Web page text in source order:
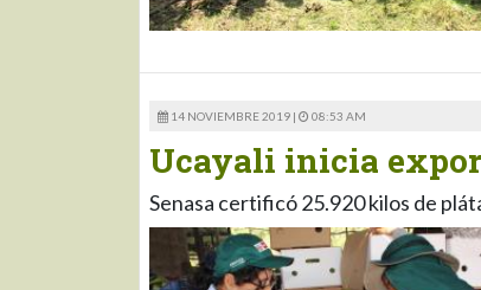
14 NOVIEMBRE 2019 | 08:53 AM
Ucayali inicia
Senasa certificó 25.920 kilos de